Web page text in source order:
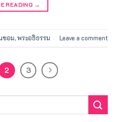
READING →
ขอม,พระอธิธรรม Leave a comment
2 3